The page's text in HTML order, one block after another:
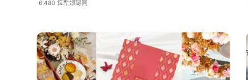
6,480 位新娘認同